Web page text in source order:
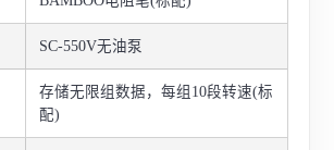
SC-550V无油泵
存储无限组数据，每组10段转速(标
配)